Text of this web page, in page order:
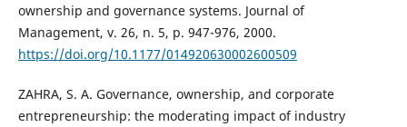
ownership and governance systems. Journal of
Management, v. 26, n. 5, p. 947-976, 2000.
https://doi.org/10.1177/014920630002600509
ZAHRA, S. A. Governance, ownership, and corporate
entrepreneurship: the moderating impact of industry